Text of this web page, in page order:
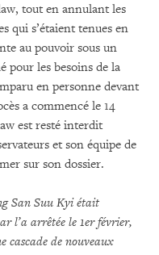
tout en annulant les
qui s’étaient tenues en
au pouvoir sous un
pour les besoins de la
en personne devant
a commencé le 14
est resté interdit
et son équipe de
sur son dossier.
San Suu Kyi était
l’a arrêtée le 1er février,
cascade de nouveaux